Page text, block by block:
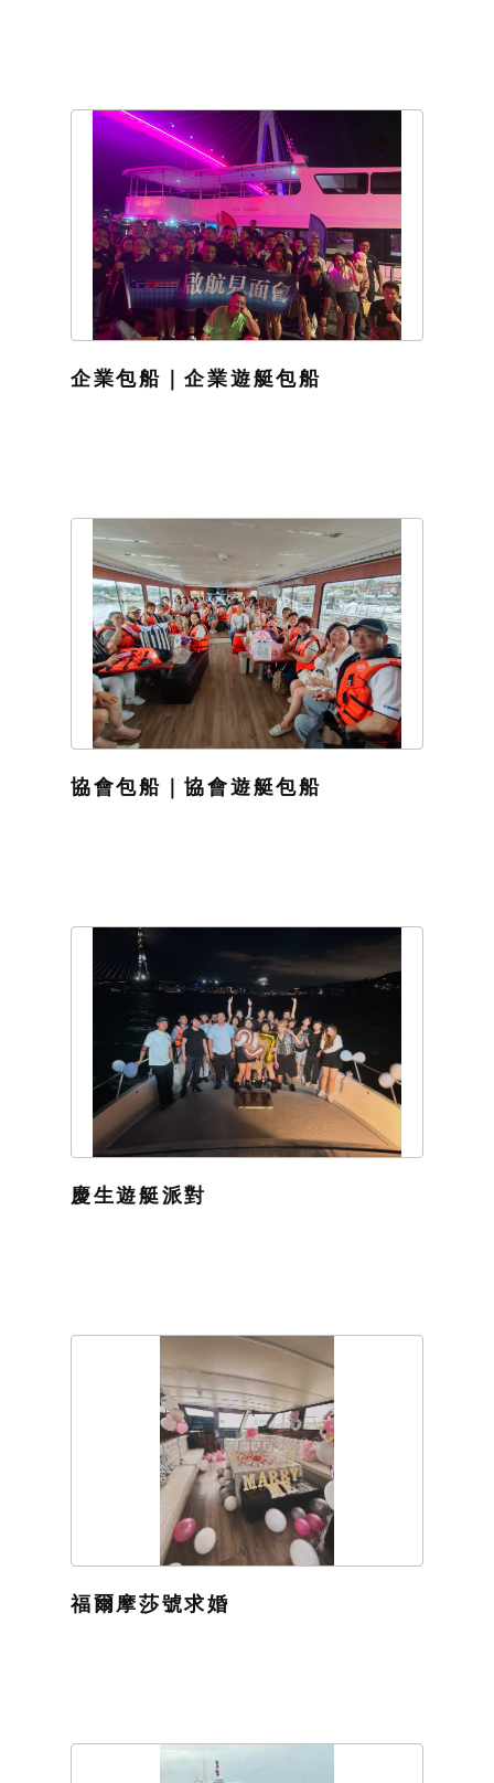
企業包船｜企業遊艇包船
協會包船｜協會遊艇包船
慶生遊艇派對
福爾摩莎號求婚